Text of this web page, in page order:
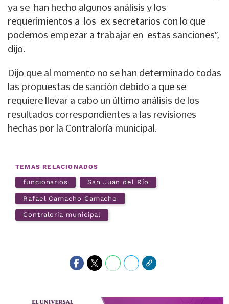
ya se han hecho algunos análisis y los
requerimientos a los ex secretarios con lo que
podemos empezar a trabajar en estas sanciones”,
dijo.
Dijo que al momento no se han determinado todas
las propuestas de sanción debido a que se
requiere llevar a cabo un último análisis de los
resultados correspondientes a las revisiones
hechas por la Contraloría municipal.
TEMAS RELACIONADOS
funcionarios San Juan del Río
Rafael Camacho Camacho
Contraloría municipal